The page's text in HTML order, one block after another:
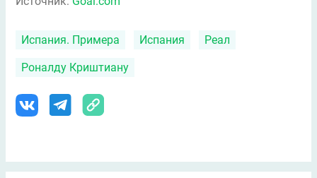
Испания. Примера Испания Реал
Роналду Криштиану